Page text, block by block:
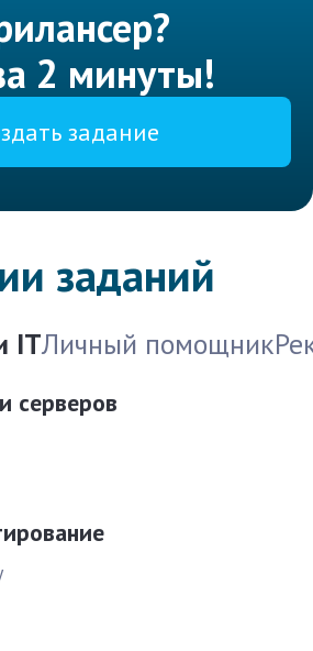
2 минуты!
задание
заданий
ITЛичный помощник
серверов